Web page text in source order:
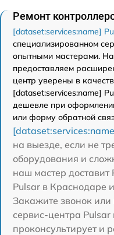
Ремонт
[dataset:services:name]
специализированном
опытными мастерами.
предоставляем
центр уверены в
[dataset:services:name]
дешевле при
или форму обратной
на выезде, если не
оборудования и
наш мастер доставит
Pulsar в Краснодаре
Закажите звонок
сервис-центра
проконсультирует и